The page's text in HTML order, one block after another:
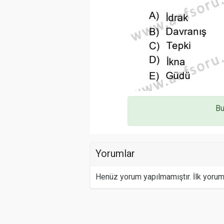
Yorumlar
Henüz yorum yapılmamıştır. İlk